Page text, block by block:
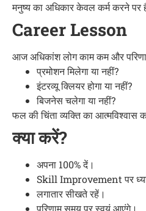
मनुष्य का अधिकार केवल कर्म करने
Career Lesson
आज अधिकांश लोग काम कम और
प्रमोशन मिलेगा या नहीं?
इंटरव्यू क्लियर होगा या नहीं?
बिजनेस चलेगा या नहीं?
फल की चिंता व्यक्ति का आत्मविश्वास
क्या करें?
अपना 100% दें।
Skill Improvement पर
लगातार सीखते रहें।